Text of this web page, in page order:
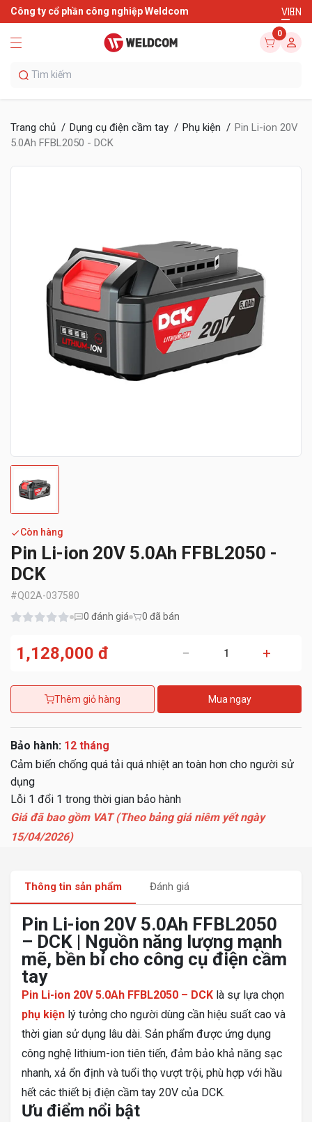
Công ty cổ phần công nghiệp Weldcom VIEN
0
Trang chủ Dụng cụ điện cầm tay Phụ kiện
Pin Li-ion 20V
5.0Ah FFBL2050 - DCK
Còn hàng
Pin Li-ion 20V 5.0Ah FFBL2050 -
DCK
#Q02A-037580
0 đánh giá 0 đã bán
1,128,000 đ − +
Thêm giỏ hàng Mua ngay
Bảo hành: 12 tháng
Cảm biến chống quá tải quá nhiệt an toàn hơn cho người sử
dụng
Lỗi 1 đổi 1 trong thời gian bảo hành
Giá đã bao gồm VAT (Theo bảng giá niêm yết ngày
15/04/2026)
Thông tin sản phẩm Đánh giá
Pin Li-ion 20V 5.0Ah FFBL2050
– DCK | Nguồn năng lượng mạnh
mẽ, bền bỉ cho công cụ điện cầm
tay
Pin Li-ion 20V 5.0Ah FFBL2050 – DCK là sự lựa chọn
phụ kiện lý tưởng cho người dùng cần hiệu suất cao và
thời gian sử dụng lâu dài. Sản phẩm được ứng dụng
công nghệ lithium-ion tiên tiến, đảm bảo khả năng sạc
nhanh, xả ổn định và tuổi thọ vượt trội, phù hợp với hầu
hết các thiết bị điện cầm tay 20V của DCK.
Ưu điểm nổi bật